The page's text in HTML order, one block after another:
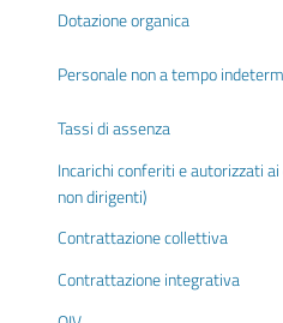
Dotazione organica
Personale non a tempo
Tassi di assenza
Incarichi conferiti e autorizzati
non dirigenti)
Contrattazione collettiva
Contrattazione integrativa